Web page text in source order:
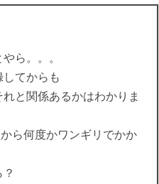
ら。。。
てからも
と関係あるかはわかりま
ら何度かワンギリでかか